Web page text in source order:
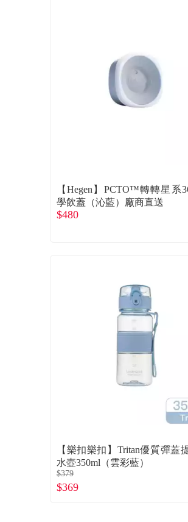
【Hegen】PCTO™轉轉星系
學飲蓋（沁藍）廠商直送
$480
【樂扣樂扣】Tritan優質彈蓋
水壺350ml（雲彩藍）
$379
$369